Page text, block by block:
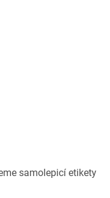
samolepicí etikety